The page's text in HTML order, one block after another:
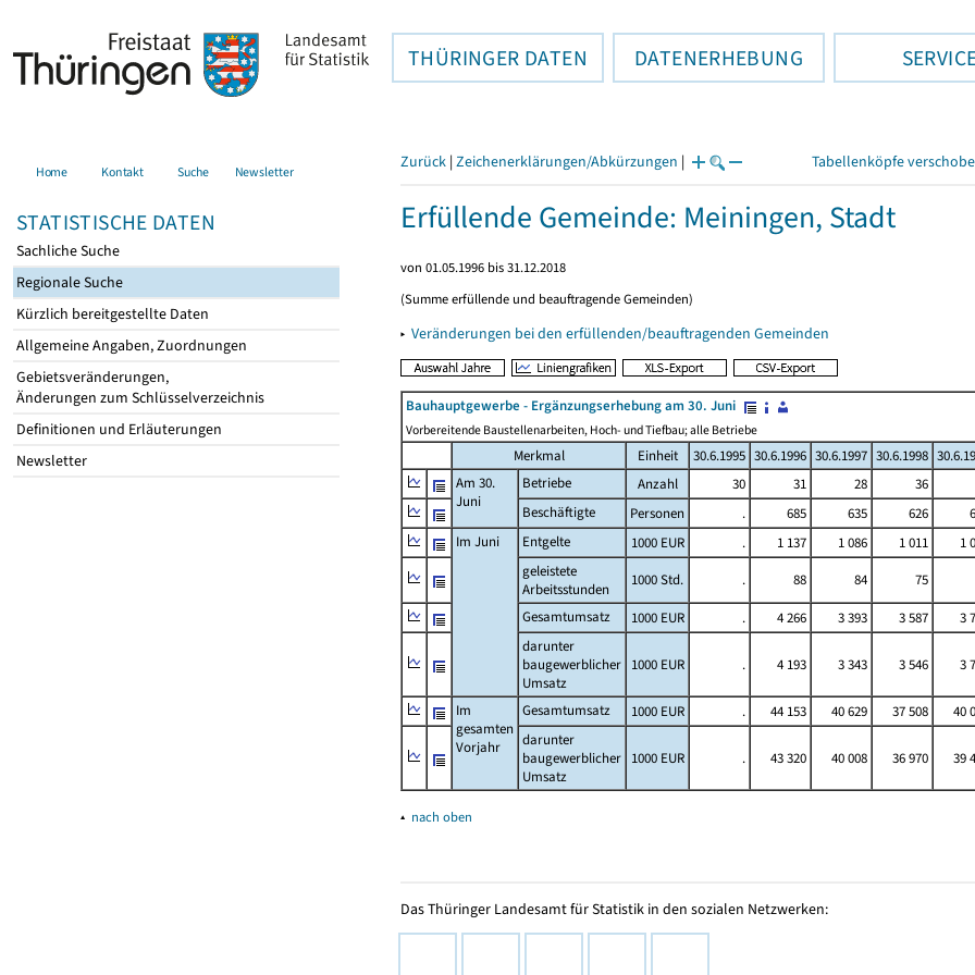
THÜRINGER DATEN DATENERHEBUNG
Home Kontakt Suche Newsletter
STATISTISCHE DATEN
Sachliche Suche
Regionale Suche
Kürzlich bereitgestellte Daten
Allgemeine Angaben, Zuordnungen
Gebietsveränderungen,
Änderungen zum Schlüsselverzeichnis
Definitionen und Erläuterungen
Newsletter
Zurück | Zeichenerklärungen/Abkürzungen | Tabellenköpfe
Erfüllende Gemeinde: Meiningen, Stadt
von 01.05.1996 bis 31.12.2018
(Summe erfüllende und beauftragende Gemeinden)
▸ Veränderungen bei den erfüllenden/beauftragenden Gemeinden
Bauhauptgewerbe - Ergänzungserhebung am 30. Juni
Vorbereitende Baustellenarbeiten, Hoch- und Tiefbau; alle Betriebe
Merkmal Einheit 30.6.1995 30.6.1996 30.6.1997 30.6.1998
Am 30.
Juni
Betriebe Anzahl 30 31 28 36
Beschäftigte
Personen . 685 635 626
Im Juni
Entgelte 1000 EUR . 1 137 1 086 1 011 1
geleistete
Arbeitsstunden
1000 Std. . 88 84 75
Gesamtumsatz
1000 EUR . 4 266 3 393 3 587 3
darunter
baugewerblicher
Umsatz
1000 EUR . 4 193 3 343 3 546 3
Im
gesamten
Vorjahr
Gesamtumsatz 1000 EUR . 44 153 40 629 37 508 40
darunter
baugewerblicher
Umsatz
1000 EUR . 43 320 40 008 36 970 39
▴ nach oben
Das Thüringer Landesamt für Statistik in den sozialen Netzwerken: